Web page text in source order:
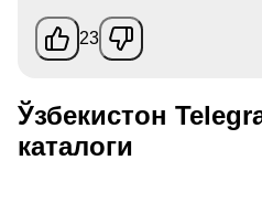
23
Ўзбекистон
каталоги